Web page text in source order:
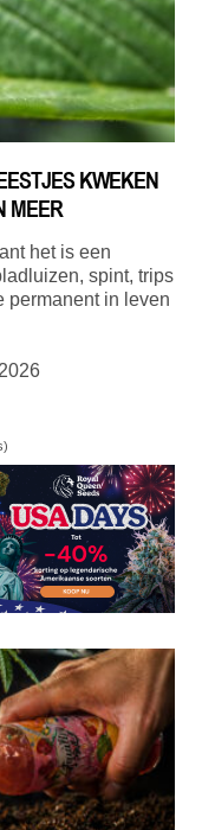
KWEKEN
MEER
het is een
spint, trips
permanent in leven